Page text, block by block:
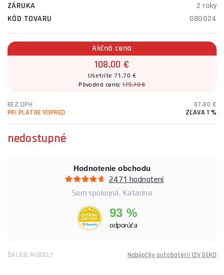
ZÁRUKA
2 roky
KÓD TOVARU
G80024
Akčná cena
108,00 €
Ušetríte 71,70 €
Pôvodná cena:179,70 €
BEZ DPH
87,80 €
PRI PLATBE VOPRED
ZĽAVA 1 %
nedostupné
Hodnotenie obchodu
2471 hodnotení
Som spokojná. Katarína
93 %
odporúča
ĎALŠIE MODELY Nabíjačky autobatérií 12V GEKO